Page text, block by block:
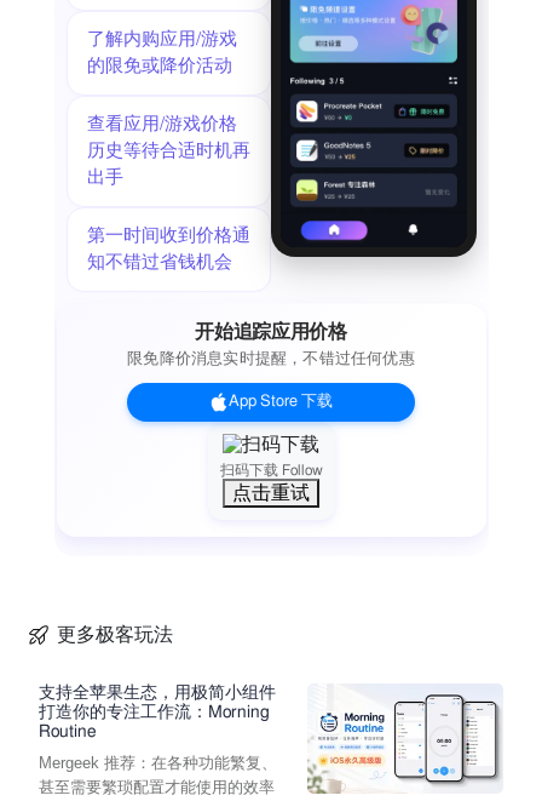
• 亮度调整
• 对比度调整
• 饱和度调整
• 色彩平衡
• 转成灰度
• 色调分离
• 伽马线调整
• 无损图层效果：笔画，内发光，外发光，阴影，填充......
• 图层调整：锐化，模糊，曝光，饱和度，亮度，对比度......
• 可导入几乎所有的流行格式：png, jpg, gif, bmp, pdf, svg,
• 将图像导出为svg, pdf, bmp, png, tiff, jpeg, jpg, gif, jp2 ......
• 保存设计工程供日后编辑。
• 渲染：显示Alpha透明度并将文件导出为PNG图像。
- 几十种强大的滤镜供选择：
新增人工智能AI滤镜：
了解内购应用/游戏
的限免或降价活动
查看应用/游戏价格
历史等待合适时机再
出手
第一时间收到价格通
知不错过省钱机会
扫码下载 Follow
点击重试
开始追踪应用价格
限免降价消息实时提醒，不错过任何优惠
App Store 下载
更多极客玩法
支持全苹果生态，用极简小组件
打造你的专注工作流：Morning
Routine
Mergeek 推荐：在各种功能繁复、
甚至需要繁琐配置才能使用的效率